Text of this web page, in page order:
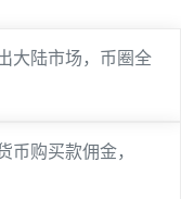
大陆市场，币圈全
币购买款佣金，